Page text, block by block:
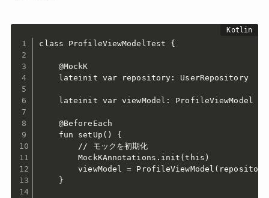
class ProfileViewModelTest {
    @MockK
    lateinit var repository: UserRepository
    lateinit var viewModel: ProfileViewModel
    @BeforeEach
    fun setUp() {
        // モックを初期化
        MockKAnnotations.init(this)
viewModel =
    }